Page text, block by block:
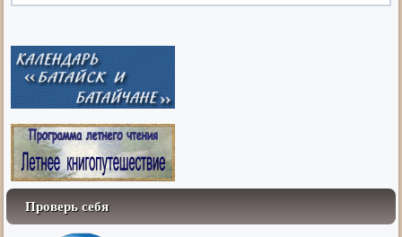
Проверь себя